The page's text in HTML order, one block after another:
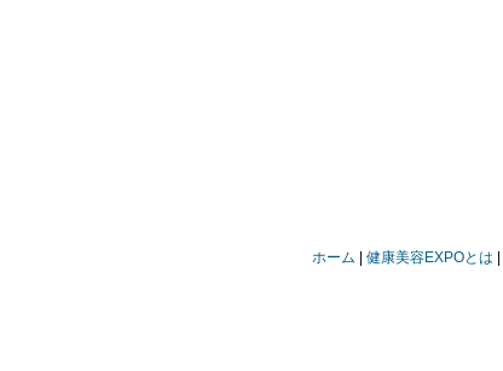
ホーム 健康美容EXPOとは